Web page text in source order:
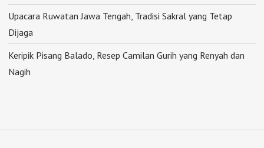
Upacara Ruwatan Jawa Tengah, Tradisi Sakral yang Tetap
Dijaga
Keripik Pisang Balado, Resep Camilan Gurih yang Renyah dan
Nagih